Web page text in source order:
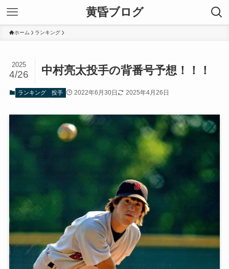
黄昏ブログ
ホーム ランキング
中村亮太投手の背番号予想！！！
2025
4/26
ランキング 投手 2022年6月30日 2025年4月26日